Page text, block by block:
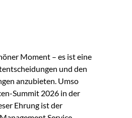
Moment – es ist eine
und den
anzubieten. Umso
Summit 2026 in der
Ehrung ist der